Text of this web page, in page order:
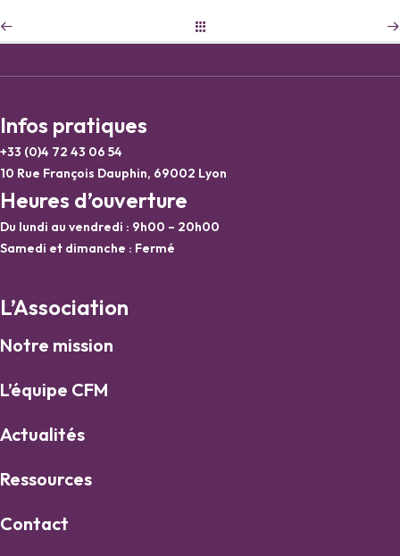
Infos pratiques
+33 (0)4 72 43 06 54
10 Rue François Dauphin, 69002 Lyon
Heures d’ouverture
Du lundi au vendredi : 9h00 – 20h00
Samedi et dimanche : Fermé
L’Association
Notre mission
L’équipe CFM
Actualités
Ressources
Contact